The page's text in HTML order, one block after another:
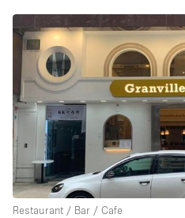
Restaurant / Bar / Cafe